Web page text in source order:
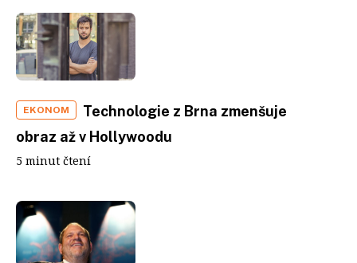
EKONOM
Technologie z Brna zmenšuje
obraz až v Hollywoodu
5 minut čtení